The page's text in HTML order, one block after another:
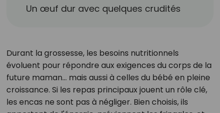
Un œuf dur avec quelques crudités
Durant la grossesse, les besoins nutritionnels
évoluent pour répondre aux exigences du corps de la
future maman… mais aussi à celles du bébé en pleine
croissance. Si les repas principaux jouent un rôle clé,
les encas ne sont pas à négliger. Bien choisis, ils